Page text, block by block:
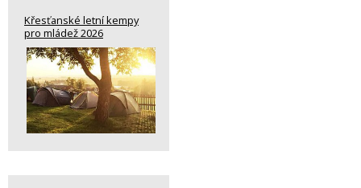
Křesťanské letní kempy
pro mládež 2026